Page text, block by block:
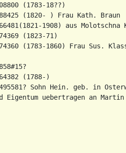
(1783-18??)
(1820- ) Frau Kath. Braun
1908) aus Molotschna
(1823-71)
(1783-1860) Frau Sus.
(1788-)
Sohn Hein. geb. in
Eigentum uebertragen an